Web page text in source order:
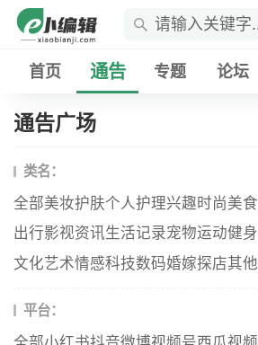
首页 通告 专题 论坛
通告广场
类名：
全部美妆护肤个人护理兴趣时尚美食
出行影视资讯生活记录宠物运动健身
文化艺术情感科技数码婚嫁探店其他
平台：